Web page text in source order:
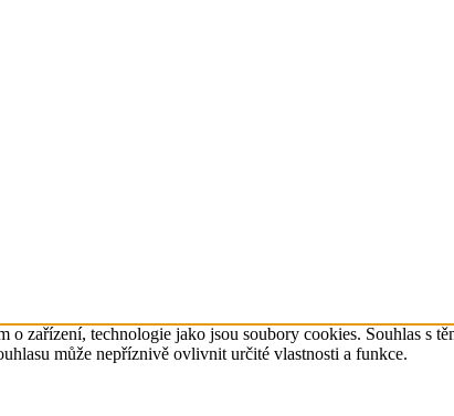
zařízení, technologie jako jsou soubory cookies. Souhlas s
může nepříznivě ovlivnit určité vlastnosti a funkce.